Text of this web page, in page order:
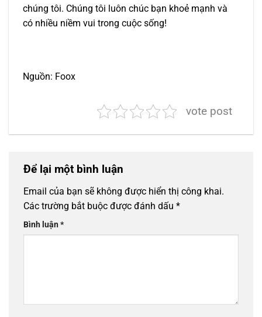
chúng tôi. Chúng tôi luôn chúc bạn khoẻ mạnh và
có nhiều niềm vui trong cuộc sống!
Nguồn: Foox
vote post
Để lại một bình luận
Email của bạn sẽ không được hiển thị công khai.
Các trường bắt buộc được đánh dấu *
Bình luận*